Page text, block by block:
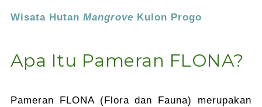
Wisata Hutan Mangrove Kulon Progo
Apa Itu Pameran FLONA?
Pameran FLONA (Flora dan Fauna) merupakan